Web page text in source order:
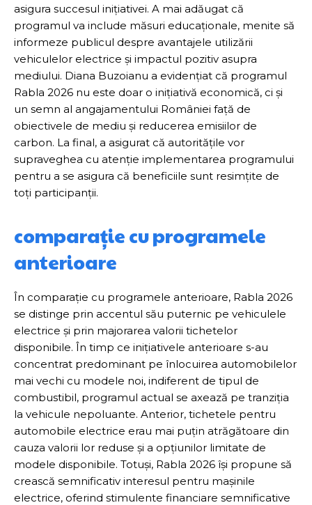
asigura succesul inițiativei. A mai adăugat că
programul va include măsuri educaționale, menite să
informeze publicul despre avantajele utilizării
vehiculelor electrice și impactul pozitiv asupra
mediului. Diana Buzoianu a evidențiat că programul
Rabla 2026 nu este doar o inițiativă economică, ci și
un semn al angajamentului României față de
obiectivele de mediu și reducerea emisiilor de
carbon. La final, a asigurat că autoritățile vor
supraveghea cu atenție implementarea programului
pentru a se asigura că beneficiile sunt resimțite de
toți participanții.
comparație cu programele
anterioare
În comparație cu programele anterioare, Rabla 2026
se distinge prin accentul său puternic pe vehiculele
electrice și prin majorarea valorii tichetelor
disponibile. În timp ce inițiativele anterioare s-au
concentrat predominant pe înlocuirea automobilelor
mai vechi cu modele noi, indiferent de tipul de
combustibil, programul actual se axează pe tranziția
la vehicule nepoluante. Anterior, tichetele pentru
automobile electrice erau mai puțin atrăgătoare din
cauza valorii lor reduse și a opțiunilor limitate de
modele disponibile. Totuși, Rabla 2026 își propune să
crească semnificativ interesul pentru mașinile
electrice, oferind stimulente financiare semnificative